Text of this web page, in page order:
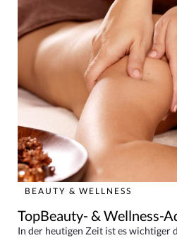
BEAUTY & WELLNESS
TopBeauty- & Wellness-
In der heutigen Zeit ist es wichtiger